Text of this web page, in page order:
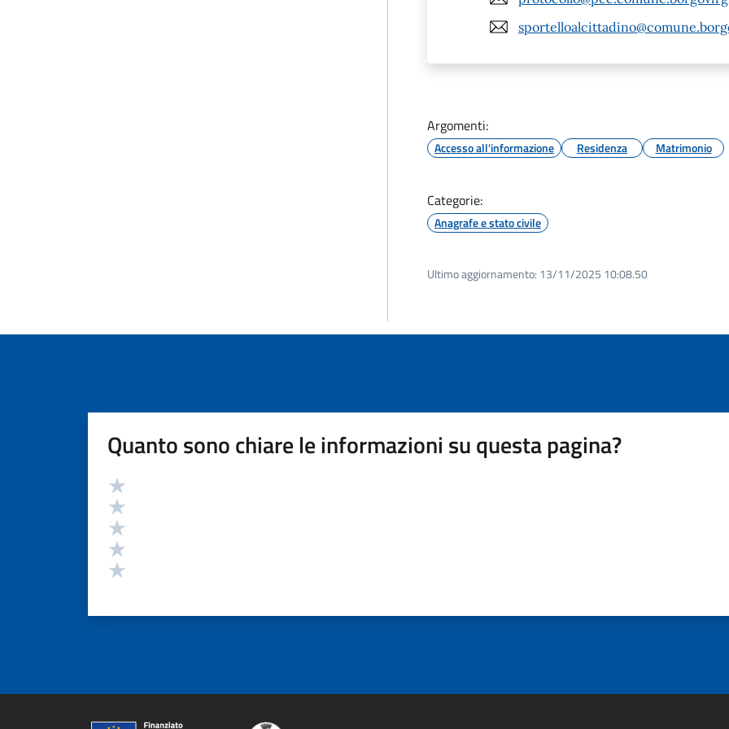
Argomenti:
Accesso all'informazione Residenza Matrimonio
Categorie:
Anagrafe e stato civile
Ultimo aggiornamento: 13/11/2025 10:08.50
Quanto sono chiare le informazioni su questa pagina?
Valutazione